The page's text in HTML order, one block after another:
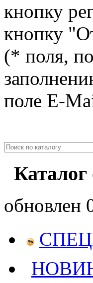
кнопку
кнопку
(* поля,
поле E-
Каталог
oбновлен